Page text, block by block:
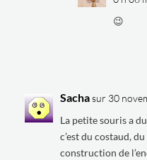
😉
Sacha sur 30
La petite souris a
c’est du costaud,
construction de